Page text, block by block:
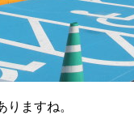
ますね。